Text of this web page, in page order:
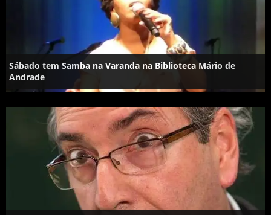
Sábado tem Samba na Varanda na Biblioteca Mário de
Andrade